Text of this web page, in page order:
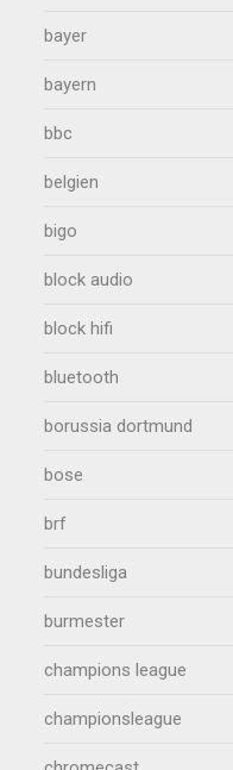
bayer
bayern
bbc
belgien
bigo
block audio
block hifi
bluetooth
borussia dortmund
bose
brf
bundesliga
burmester
champions league
championsleague